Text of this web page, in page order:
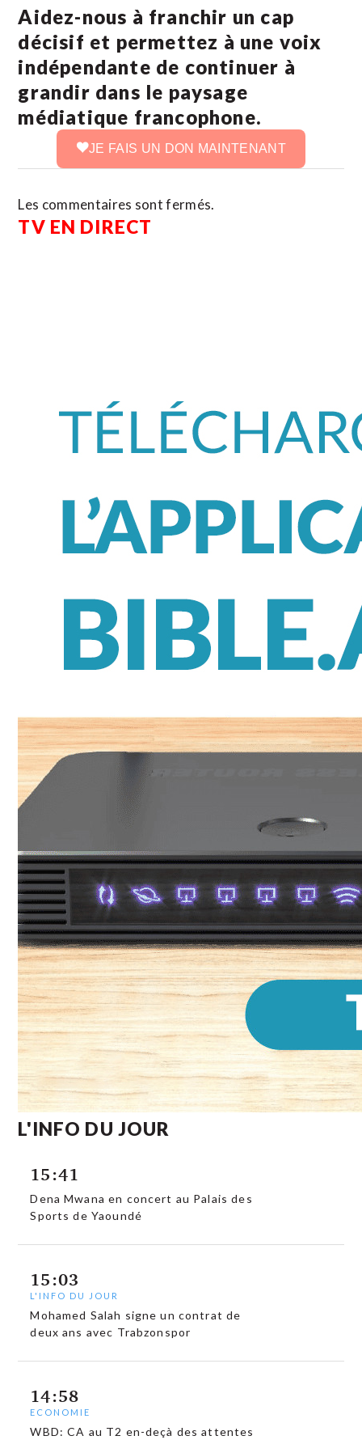
Aidez-nous à franchir un cap
décisif et permettez à une voix
indépendante de continuer à
grandir dans le paysage
médiatique francophone.
JE FAIS UN DON MAINTENANT
Les commentaires sont fermés.
TV EN DIRECT
L'INFO DU JOUR
15:41
Dena Mwana en concert au Palais des
Sports de Yaoundé
15:03
L'INFO DU JOUR
Mohamed Salah signe un contrat de
deux ans avec Trabzonspor
14:58
ECONOMIE
WBD: CA au T2 en-deçà des attentes